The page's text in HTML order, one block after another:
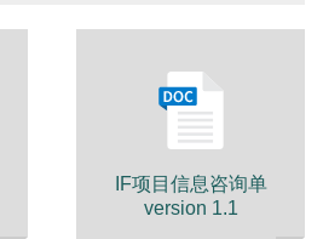
IF项目信息咨询单
version 1.1